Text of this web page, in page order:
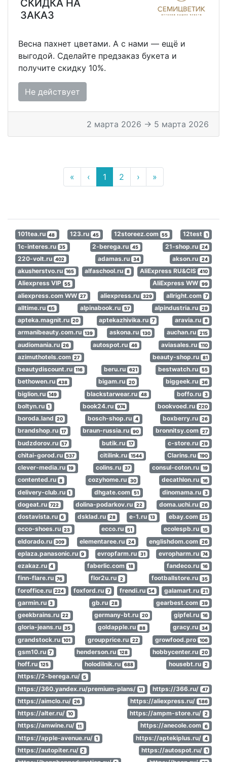
СКИДКА НА
ЗАКАЗ
Весна пахнет цветами. А с нами — ещё и
выгодой. Сделайте предзаказ букета и
получите скидку 10%.
Не действует
2 марта 2026 → 5 марта 2026
« ‹ 1 2 › »
101tea.ru 48 123.ru 45 12storeez.com 55 12test 1
1c-interes.ru 35 2-berega.ru 45 21-shop.ru 24
220-volt.ru 402 adamas.ru 34 akson.ru 24
akusherstvo.ru 165 alfaschool.ru 8 AliExpress RU&CIS 410
Aliexpress VIP 55 AliExpress WW 99
aliexpress.com WW 27 aliexpress.ru 329 allright.com 7
alltime.ru 65 alpinabook.ru 57 alpindustria.ru 29
apteka.magnit.ru 20 aptekazhivika.ru 7 aravia.ru 8
armanibeauty.com.ru 139 askona.ru 130 auchan.ru 215
audiomania.ru 26 autospot.ru 46 aviasales.ru 110
azimuthotels.com 27 beauty-shop.ru 81
beautydiscount.ru 116 beru.ru 621 bestwatch.ru 55
bethowen.ru 438 bigam.ru 20 biggeek.ru 36
biglion.ru 149 blackstarwear.ru 48 boffo.ru 3
boltyn.ru 1 book24.ru 974 bookvoed.ru 220
boroda.land 20 bosch-shop.ru 4 boxberry.ru 26
brandshop.ru 17 braun-russia.ru 90 bronnitsy.com 27
budzdorov.ru 57 butik.ru 17 c-store.ru 29
chitai-gorod.ru 537 citilink.ru 1544 Clarins.ru 190
clever-media.ru 19 colins.ru 37 consul-coton.ru 19
contented.ru 8 cozyhome.ru 30 decathlon.ru 16
delivery-club.ru 1 dhgate.com 51 dinomama.ru 3
dogeat.ru 722 dolina-podarkov.ru 22 doma.uchi.ru 26
dostavista.ru 6 dsklad.ru 28 e-1.ru 13 ebay.com 25
ecco-shoes.ru 23 ecco.ru 51 ecolespb.ru 15
eldorado.ru 309 elementaree.ru 24 englishdom.com 26
eplaza.panasonic.ru 9 evropfarm.ru 31 evropharm.ru 74
ezakaz.ru 4 faberlic.com 18 fandeco.ru 16
finn-flare.ru 76 flor2u.ru 2 footballstore.ru 35
foroffice.ru 224 foxford.ru 7 frendi.ru 54 galamart.ru 21
garmin.ru 3 gb.ru 28 gearbest.com 39
geekbrains.ru 22 germany-bt.ru 20 gipfel.ru 16
gloria-jeans.ru 35 goldapple.ru 88 gracy.ru 34
grandstock.ru 101 groupprice.ru 22 growfood.pro 106
gsm10.ru 7 henderson.ru 128 hobbycenter.ru 20
hoff.ru 125 holodilnik.ru 688 housebt.ru 2
https://2-berega.ru/ 5
https://360.yandex.ru/premium-plans/ 11 https://366.ru/ 47
https://aimclo.ru/ 26 https://aliexpress.ru/ 586
https://alter.ru/ 10 https://ampm-store.ru/ 2
https://amwine.ru/ 11 https://anecole.com 6
https://apple-avenue.ru/ 1 https://aptekiplus.ru/ 4
https://autopiter.ru/ 2 https://autospot.ru/ 1